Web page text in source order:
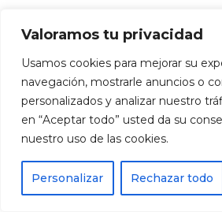
Valoramos tu privacidad
Usamos cookies para mejorar su
navegación, mostrarle anuncios o
personalizados y analizar nuestro
en “Aceptar todo” usted da su
nuestro uso de las cookies.
Personalizar Rechazar todo